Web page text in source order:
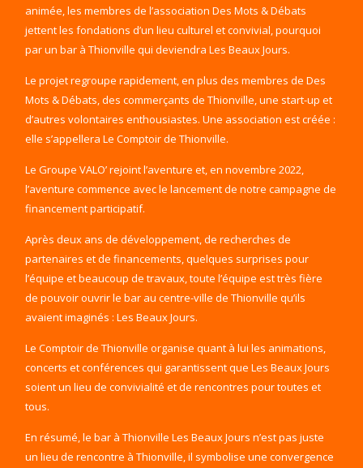
animée, les membres de l’association Des Mots & Débats
jettent les fondations d’un lieu culturel et convivial, pourquoi
par un bar à Thionville qui deviendra Les Beaux Jours.
Le projet regroupe rapidement, en plus des membres de Des
Mots & Débats, des commerçants de Thionville, une start-up et
d’autres volontaires enthousiastes. Une association est créée :
elle s’appellera Le Comptoir de Thionville.
Le Groupe VALO’ rejoint l’aventure et, en novembre 2022,
l’aventure commence avec le lancement de notre campagne de
financement participatif.
Après deux ans de développement, de recherches de
partenaires et de financements, quelques surprises pour
l’équipe et beaucoup de travaux, toute l’équipe est très fière
de pouvoir ouvrir le bar au centre-ville de Thionville qu’ils
avaient imaginés : Les Beaux Jours.
Le Comptoir de Thionville organise quant à lui les animations,
concerts et conférences qui garantissent que Les Beaux Jours
soient un lieu de convivialité et de rencontres pour toutes et
tous.
En résumé, le bar à Thionville Les Beaux Jours n’est pas juste
un lieu de rencontre à Thionville, il symbolise une convergence